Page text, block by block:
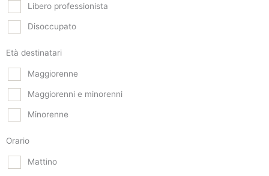
Libero professionista
Disoccupato
Età destinatari
Maggiorenne
Maggiorenni e minorenni
Minorenne
Orario
Mattino